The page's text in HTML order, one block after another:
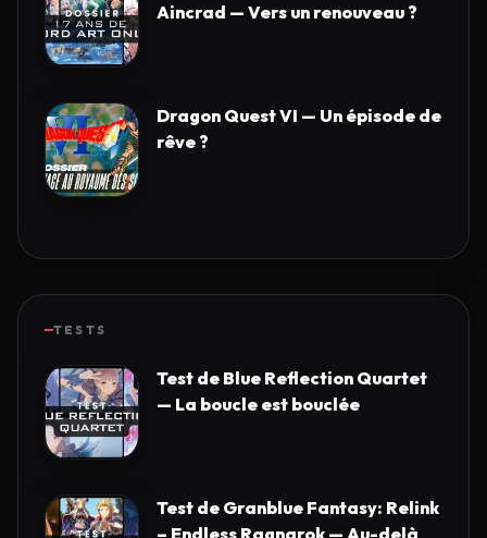
Aincrad — Vers un renouveau ?
Dragon Quest VI — Un épisode de
rêve ?
TESTS
Test de Blue Reflection Quartet
— La boucle est bouclée
Test de Granblue Fantasy: Relink